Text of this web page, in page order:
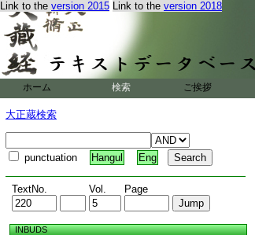
Link to the version 2015 Link to the version 2018
ホーム 検索 ご挨拶
大正蔵検索
punctuation Hangul Eng
TextNo. Vol. Page
INBUDS